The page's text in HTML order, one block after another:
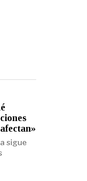
sigue